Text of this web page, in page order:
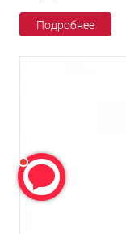
Подробнее